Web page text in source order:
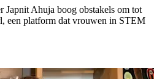
Japnit Ahuja boog obstakels om tot
een platform dat vrouwen in STEM